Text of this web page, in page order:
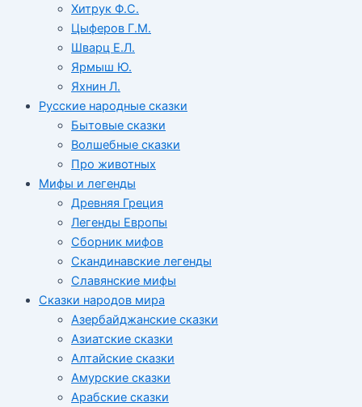
Хитрук Ф.С.
Цыферов Г.М.
Шварц Е.Л.
Ярмыш Ю.
Яхнин Л.
Русские народные сказки
Бытовые сказки
Волшебные сказки
Про животных
Мифы и легенды
Древняя Греция
Легенды Европы
Сборник мифов
Скандинавские легенды
Славянские мифы
Сказки народов мира
Азербайджанские сказки
Азиатские сказки
Алтайские сказки
Амурские сказки
Арабские сказки